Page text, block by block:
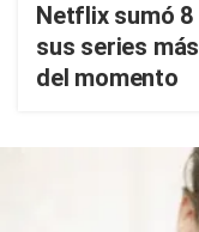
Netflix sumó
sus series
del momento